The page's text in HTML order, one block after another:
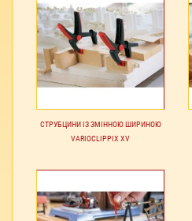
СТРУБЦИНИ ІЗ ЗМІННОЮ ШИРИНОЮ
VARIOCLIPPIX XV